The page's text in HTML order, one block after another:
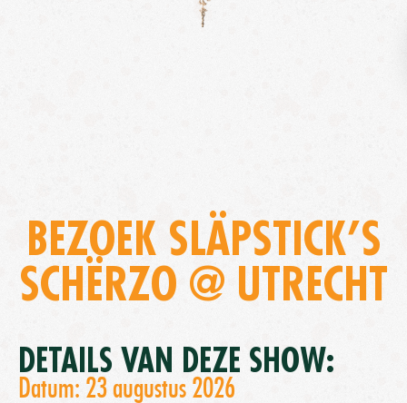
BEZOEK SLÄPSTICK’S
SCHËRZO @ UTRECHT
DETAILS VAN DEZE SHOW:
Datum: 23 augustus 2026